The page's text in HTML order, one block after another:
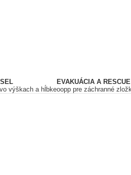
výškach a hĺbke
EVAKUÁCIA A RESCUE
oopp pre záchranné